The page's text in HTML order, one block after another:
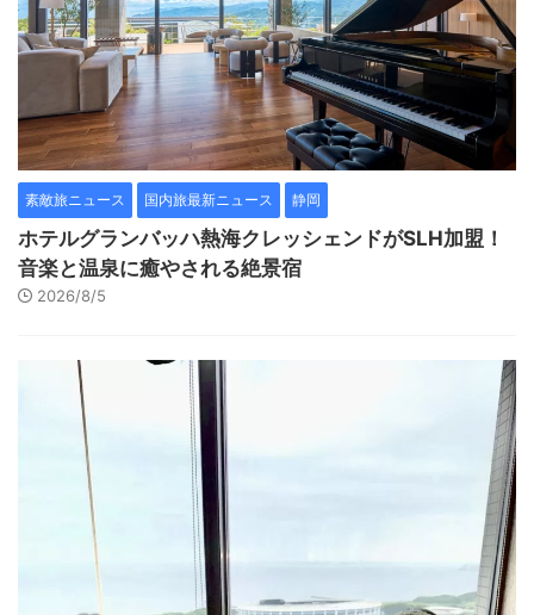
素敵旅ニュース 国内旅最新ニュース 静岡
ホテルグランバッハ熱海クレッシェンドがSLH加盟！
音楽と温泉に癒やされる絶景宿
2026/8/5